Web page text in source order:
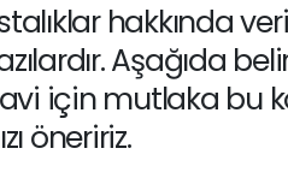
hakkında
Aşağıda
için mutlaka bu
öneririz.